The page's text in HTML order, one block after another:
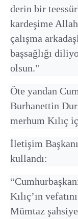
derin bir
kardeşime
çalışma
başsağlığı
olsun."
Öte yandan
Burhanettin
merhum Kılıç
İletişim
kullandı:
Kılıç’ın
Mümtaz